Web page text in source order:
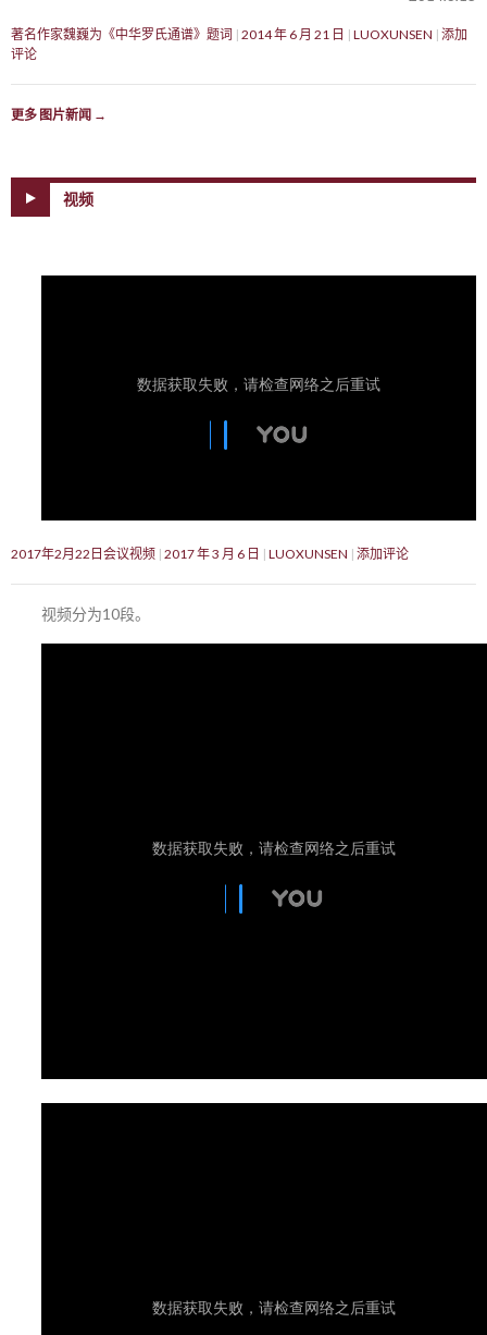
著名作家魏巍为《中华罗氏通谱》题词 2014 年 6 月 21 日 LUOXUNSEN 添加
评论
更多 图片新闻 →
视频
2017年2月22日会议视频 2017 年 3 月 6 日 LUOXUNSEN 添加评论
视频分为10段。